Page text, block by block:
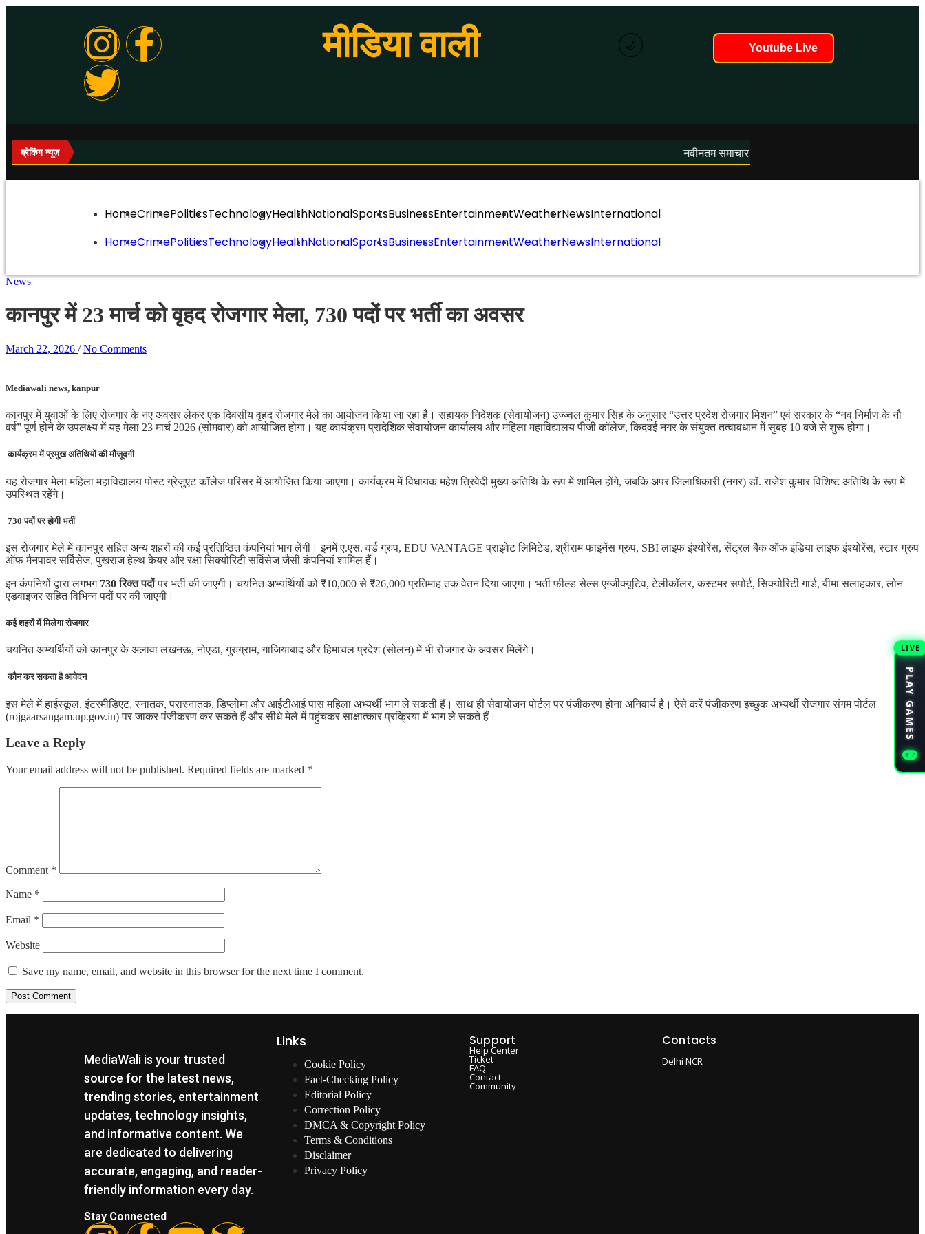
मीडिया वाली 🌙 Youtube Live
ब्रेकिंग न्यूज़ नवीनतम समाचार लोड हो रहे हैं...
HomeCrimePoliticsTechnologyHealthNationalSportsBusinessEntertainmentWeatherNewsInternational
HomeCrimePoliticsTechnologyHealthNationalSportsBusinessEntertainmentWeatherNewsInternational
News
कानपुर में 23 मार्च को वृहद रोजगार मेला, 730 पदों पर भर्ती का अवसर
March 22, 2026 / No Comments
Mediawali news, kanpur
कानपुर में युवाओं के लिए रोजगार के नए अवसर लेकर एक दिवसीय वृहद रोजगार मेले का आयोजन किया जा रहा है। सहायक निदेशक (सेवायोजन) उज्ज्वल कुमार सिंह के अनुसार “उत्तर प्रदेश रोजगार मिशन” एवं सरकार के “नव निर्माण के नौ
वर्ष” पूर्ण होने के उपलक्ष्य में यह मेला 23 मार्च 2026 (सोमवार) को आयोजित होगा। यह कार्यक्रम प्रादेशिक सेवायोजन कार्यालय और महिला महाविद्यालय पीजी कॉलेज, किदवई नगर के संयुक्त तत्वावधान में सुबह 10 बजे से शुरू होगा।
कार्यक्रम में प्रमुख अतिथियों की मौजूदगी
यह रोजगार मेला महिला महाविद्यालय पोस्ट ग्रेजुएट कॉलेज परिसर में आयोजित किया जाएगा। कार्यक्रम में विधायक महेश त्रिवेदी मुख्य अतिथि के रूप में शामिल होंगे, जबकि अपर जिलाधिकारी (नगर) डॉ. राजेश कुमार विशिष्ट अतिथि के रूप में
उपस्थित रहेंगे।
730 पदों पर होगी भर्ती
इस रोजगार मेले में कानपुर सहित अन्य शहरों की कई प्रतिष्ठित कंपनियां भाग लेंगी। इनमें ए.एस. वर्ड ग्रुप, EDU VANTAGE प्राइवेट लिमिटेड, श्रीराम फाइनेंस ग्रुप, SBI लाइफ इंश्योरेंस, सेंट्रल बैंक ऑफ इंडिया लाइफ इंश्योरेंस, स्टार ग्रुप
ऑफ मैनपावर सर्विसेज, पुखराज हेल्थ केयर और रक्षा सिक्योरिटी सर्विसेज जैसी कंपनियां शामिल हैं।
इन कंपनियों द्वारा लगभग 730 रिक्त पदोंपर भर्ती की जाएगी। चयनित अभ्यर्थियों को ₹10,000 से ₹26,000 प्रतिमाह तक वेतन दिया जाएगा। भर्ती फील्ड सेल्स एग्जीक्यूटिव, टेलीकॉलर, कस्टमर सपोर्ट, सिक्योरिटी गार्ड, बीमा सलाहकार, लोन
एडवाइजर सहित विभिन्न पदों पर की जाएगी।
कई शहरों में मिलेगा रोजगार
चयनित अभ्यर्थियों को कानपुर के अलावा लखनऊ, नोएडा, गुरुग्राम, गाजियाबाद और हिमाचल प्रदेश (सोलन) में भी रोजगार के अवसर मिलेंगे।
कौन कर सकता है आवेदन
इस मेले में हाईस्कूल, इंटरमीडिएट, स्नातक, परास्नातक, डिप्लोमा और आईटीआई पास महिला अभ्यर्थी भाग ले सकती हैं। साथ ही सेवायोजन पोर्टल पर पंजीकरण होना अनिवार्य है। ऐसे करें पंजीकरण इच्छुक अभ्यर्थी रोजगार संगम पोर्टल
(rojgaarsangam.up.gov.in) पर जाकर पंजीकरण कर सकते हैं और सीधे मेले में पहुंचकर साक्षात्कार प्रक्रिया में भाग ले सकते हैं।
Leave a Reply
Your email address will not be published. Required fields are marked *
Comment *
Name *
Email *
Website
Save my name, email, and website in this browser for the next time I comment.
MediaWali is your trusted
source for the latest news,
trending stories, entertainment
updates, technology insights,
and informative content. We
are dedicated to delivering
accurate, engaging, and reader-
friendly information every day.
Stay Connected
Links
Cookie Policy
Fact-Checking Policy
Editorial Policy
Correction Policy
DMCA & Copyright Policy
Terms & Conditions
Disclaimer
Privacy Policy
Support
Help Center
Ticket
FAQ
Contact
Community
Contacts
Delhi NCR
LIVE
PLAY GAMES